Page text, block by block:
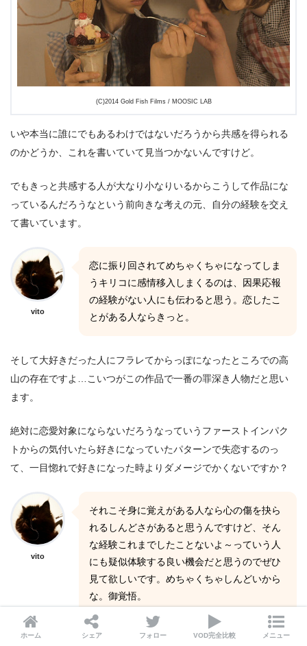
(C)2014 Gold Fish Films / MOOSIC LAB
いや本当に誰にでもあるわけではないだろうから共感を得られる
のかどうか、これを書いていて見当つかないんですけど。
でもきっと共感する人が大なり小なりいるからこうして作品にな
っているんだろうなという前向きな考えの元、自分の経験を交え
て書いています。
vito
恋に振り回されてめちゃくちゃになってしま
うキリコに感情移入しまくるのは、因果応報
の経験がない人にも伝わると思う。恋したこ
とがある人ならきっと。
そして大好きだった人にフラレてからっぽになったところでの高
山の存在ですよ…こいつがこの作品で一番の罪深き人物だと思い
ます。
絶対に恋愛対象にならないだろうなっていうファーストインパク
トからの気付いたら好きになっていたパターンで失恋するのっ
て、一目惚れで好きになった時よりダメージでかくないですか？
vito
それこそ身に覚えがある人なら心の傷を抉ら
れるしんどさがあると思うんですけど、そん
な経験これまでしたことないよ～っていう人
にも疑似体験する良い機会だと思うのでぜひ
見て欲しいです。めちゃくちゃしんどいから
な。御覚悟。
ここまで完全に同性に、つまり女性におすすめする気満々で書い
ホーム シェア フォロー VOD完全比較 メニュー